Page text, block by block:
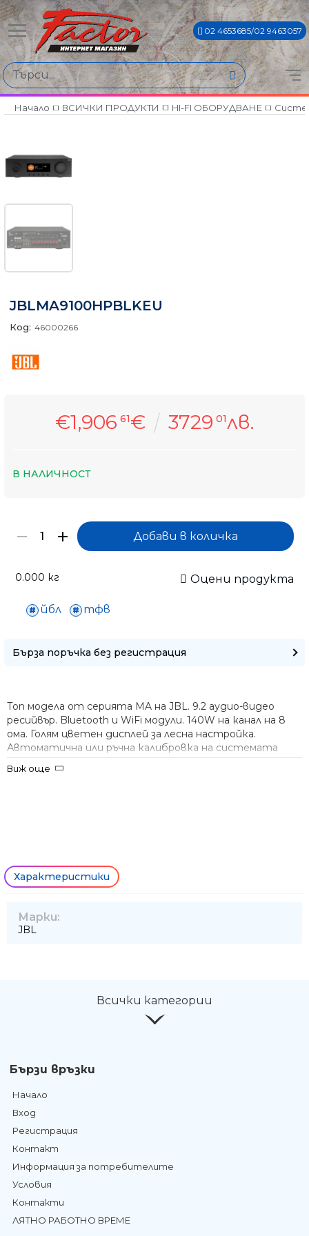
02 4653685/02 9463057
Начало ВСИЧКИ ПРОДУКТИ HI-FI ОБОРУДВАНЕ
JBLMA9100HPBLKEU
Код: 46000266
€1,906 61€ 3729 01лв.
В НАЛИЧНОСТ
0.000 кг Оцени продукта
йбл тфв
Бърза поръчка без регистрация
Топ модела от серията MA на JBL. 9.2 аудио-видео
ресийвър. Bluetooth и WiFi модули. 140W на канал на 8
ома. Голям цветен дисплей за лесна настройка.
Автоматична или ръчна калибровка на системата
посредством EZ Set EQ. Цифрови (оптичен,
коаксиален) и аналогови (RCA) входове. 6 HDMI входа, 2
Виж още
Характеристики
Марки:
JBL
Всички категории
Бързи връзки
Начало
Вход
Регистрация
Контакт
Информация за потребителите
Условия
Контакти
ЛЯТНО РАБОТНО ВРЕМЕ